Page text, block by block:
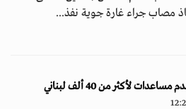
مصاب جراء غارة جوية نفذ...
لأكثر من 40 ألف لبناني